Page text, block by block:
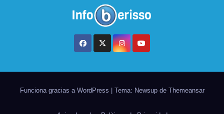
Funciona gracias a WordPress | Tema: Newsup de Themeansar